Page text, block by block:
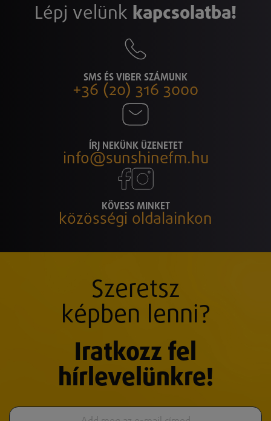
Lépj velünk kapcsolatba!
SMS ÉS VIBER SZÁMUNK
+36 (20) 316 3000
ÍRJ NEKÜNK ÜZENETET
info@sunshinefm.hu
KÖVESS MINKET
közösségi oldalainkon
Szeretsz
képben lenni?
Iratkozz fel
hírlevelünkre!